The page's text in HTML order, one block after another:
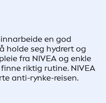
en god
holde seg hydrert og
fra NIVEA og enkle
riktig rutine. NIVEA
anti-rynke-reisen.